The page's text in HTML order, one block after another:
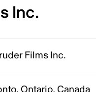
Inc.
Films Inc.
Ontario, Canada